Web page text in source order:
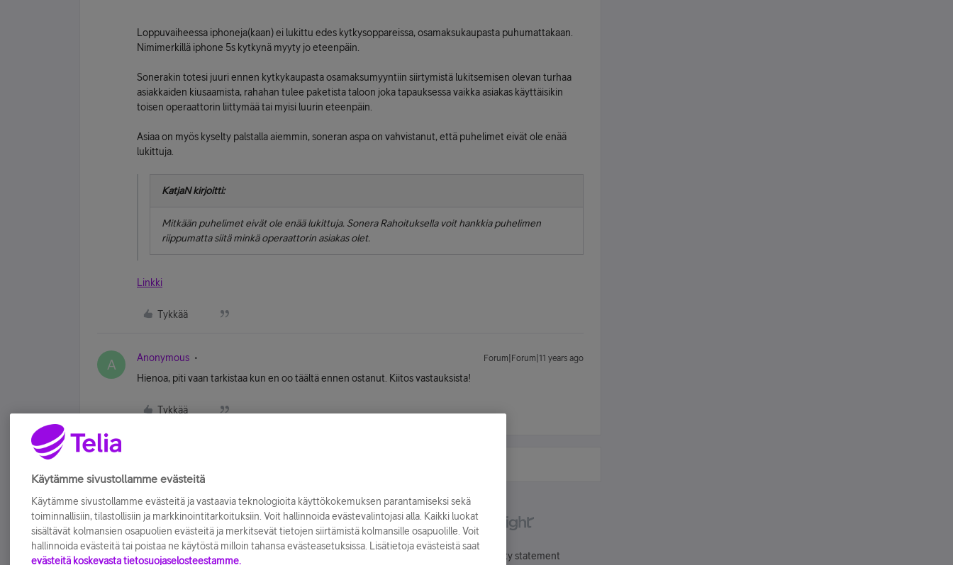
Loppuvaiheessa iphoneja(kaan) ei lukittu edes kytkysoppareissa, osamaksukaupasta puhumattakaan.
Nimimerkillä iphone 5s kytkynä myyty jo eteenpäin.
Sonerakin totesi juuri ennen kytkykaupasta osamaksumyyntiin siirtymistä lukitsemisen olevan turhaa
asiakkaiden kiusaamista, rahahan tulee paketista taloon joka tapauksessa vaikka asiakas käyttäisikin
toisen operaattorin liittymää tai myisi luurin eteenpäin.
Asiaa on myös kyselty palstalla aiemmin, soneran aspa on vahvistanut, että puhelimet eivät ole enää
lukittuja.
KatjaN kirjoitti:
Mitkään puhelimet eivät ole enää lukittuja. Sonera Rahoituksella voit hankkia puhelimen
riippumatta siitä minkä operaattorin asiakas olet.
Linkki
Tykkää
A Anonymous Forum|Forum|11 years ago
Hienoa, piti vaan tarkistaa kun en oo täältä ennen ostanut. Kiitos vastauksista!
Tykkää
Accessibility statement
Käytämme sivustollamme evästeitä
Käytämme sivustollamme evästeitä ja vastaavia teknologioita käyttökokemuksen parantamiseksi sekä
toiminnallisiin, tilastollisiin ja markkinointitarkoituksiin. Voit hallinnoida evästevalintojasi alla. Kaikki luokat
sisältävät kolmansien osapuolien evästeitä ja merkitsevät tietojen siirtämistä kolmansille osapuolille. Voit
hallinnoida evästeitä tai poistaa ne käytöstä milloin tahansa evästeasetuksissa. Lisätietoja evästeistä saat
evästeitä koskevasta tietosuojaselosteestamme.